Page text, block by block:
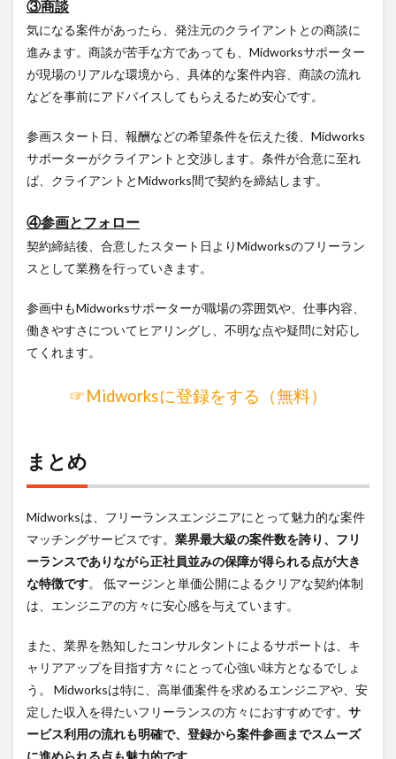
③商談
気になる案件があったら、発注元のクライアントとの商談に
進みます。商談が苦手な方であっても、Midworksサポーター
が現場のリアルな環境から、具体的な案件内容、商談の流れ
などを事前にアドバイスしてもらえるため安心です。
参画スタート日、報酬などの希望条件を伝えた後、Midworks
サポーターがクライアントと交渉します。条件が合意に至れ
ば、クライアントとMidworks間で契約を締結します。
④参画とフォロー
契約締結後、合意したスタート日よりMidworksのフリーラン
スとして業務を行っていきます。
参画中もMidworksサポーターが職場の雰囲気や、仕事内容、
働きやすさについてヒアリングし、不明な点や疑問に対応し
てくれます。
☞Midworksに登録をする（無料）
まとめ
Midworksは、フリーランスエンジニアにとって魅力的な案件
マッチングサービスです。 業界最大級の案件数を誇り、フリ
ーランスでありながら正社員並みの保障が得られる点が大き
な特徴です。 低マージンと単価公開によるクリアな契約体制
は、エンジニアの方々に安心感を与えています。
また、業界を熟知したコンサルタントによるサポートは、キ
ャリアアップを目指す方々にとって心強い味方となるでしょ
う。 Midworksは特に、高単価案件を求めるエンジニアや、安
定した収入を得たいフリーランスの方々におすすめです。 サ
ービス利用の流れも明確で、登録から案件参画までスムーズ
に進められる点も魅力的です。